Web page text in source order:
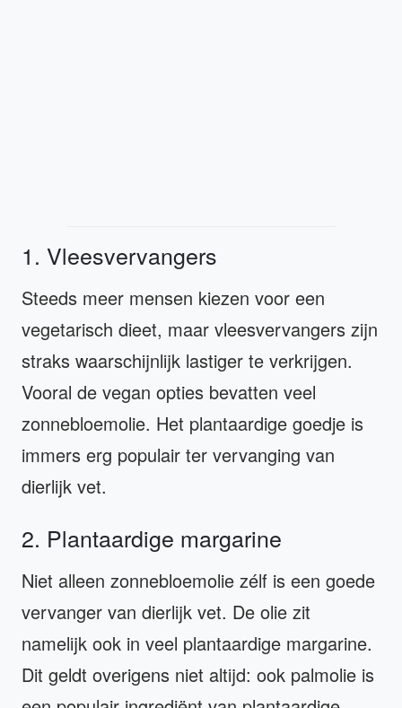
1. Vleesvervangers
Steeds meer mensen kiezen voor een
vegetarisch dieet, maar vleesvervangers zijn
straks waarschijnlijk lastiger te verkrijgen.
Vooral de vegan opties bevatten veel
zonnebloemolie. Het plantaardige goedje is
immers erg populair ter vervanging van
dierlijk vet.
2. Plantaardige margarine
Niet alleen zonnebloemolie zélf is een goede
vervanger van dierlijk vet. De olie zit
namelijk ook in veel plantaardige margarine.
Dit geldt overigens niet altijd: ook palmolie is